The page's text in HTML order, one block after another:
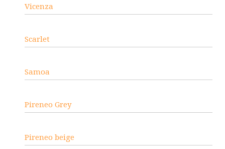
Vicenza
Scarlet
Samoa
Pireneo Grey
Pireneo beige